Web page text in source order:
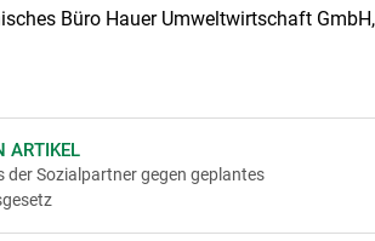
Büro Hauer Umweltwirtschaft
ARTIKEL
der Sozialpartner gegen geplantes